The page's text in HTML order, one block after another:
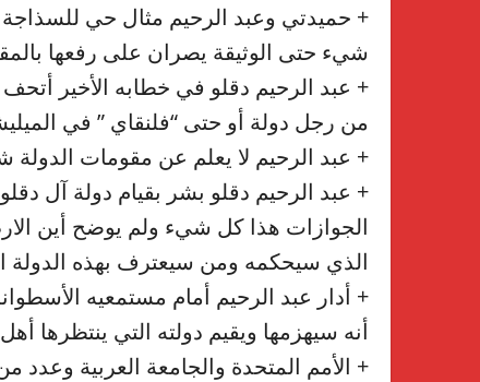
+ حميدتي وعبد الرحيم مثال حي
شيء حتى الوثيقة يصران على رفعها
+ عبد الرحيم دقلو في خطابه الأخير
من رجل دولة أو حتى “فلنقاي ” في
+ عبد الرحيم لا يعلم عن مقومات
+ عبد الرحيم دقلو بشر بقيام دولة آل
الجوازات هذا كل شيء ولم يوضح أين
الذي سيحكمه ومن سيعترف بهذه الدولة
+ أدار عبد الرحيم أمام مستمعيه
أنه سيهزمها ويقيم دولته التي ينتظرها
+ الأمم المتحدة والجامعة العربية وعدد